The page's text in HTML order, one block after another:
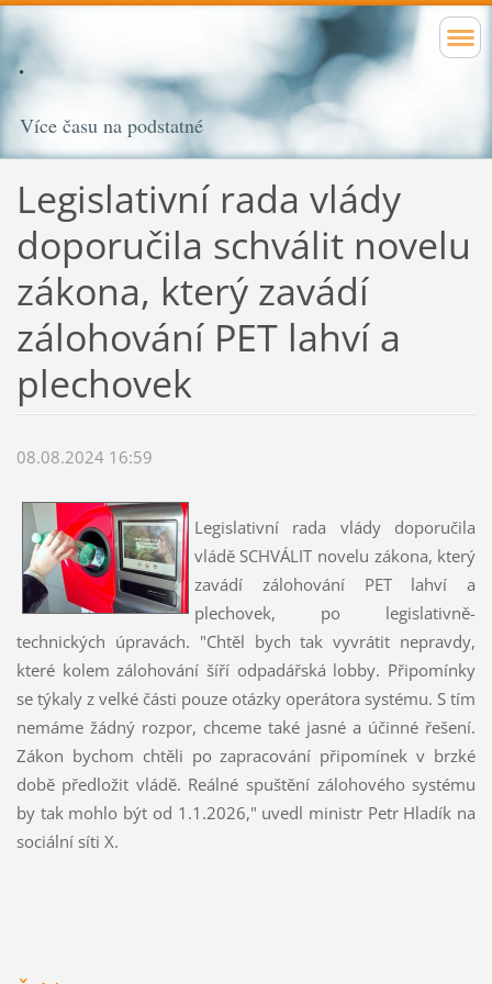
Více času na podstatné
Legislativní rada vlády
doporučila schválit novelu
zákona, který zavádí
zálohování PET lahví a
plechovek
08.08.2024 16:59
Legislativní rada vlády doporučila
vládě SCHVÁLIT novelu zákona, který
zavádí zálohování PET lahví a
plechovek, po legislativně-
technických úpravách. "Chtěl bych tak vyvrátit nepravdy,
které kolem zálohování šíří odpadářská lobby. Připomínky
se týkaly z velké části pouze otázky operátora systému. S tím
nemáme žádný rozpor, chceme také jasné a účinné řešení.
Zákon bychom chtěli po zapracování připomínek v brzké
době předložit vládě. Reálné spuštění zálohového systému
by tak mohlo být od 1.1.2026," uvedl ministr Petr Hladík na
sociální síti X.